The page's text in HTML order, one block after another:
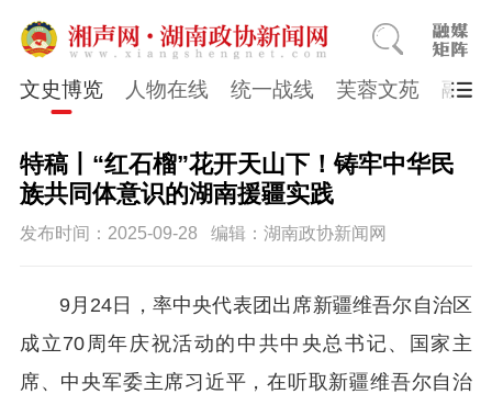
文史博览 人物在线 统一战线 芙蓉文苑 融媒
特稿丨“红石榴”花开天山下！铸牢中华民
族共同体意识的湖南援疆实践
发布时间：2025-09-28 编辑：湖南政协新闻网
9月24日，率中央代表团出席新疆维吾尔自治区
成立70周年庆祝活动的中共中央总书记、国家主
席、中央军委主席习近平，在听取新疆维吾尔自治